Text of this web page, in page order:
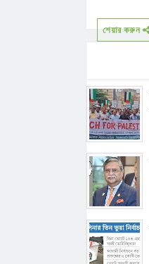
শেয়ার করুন